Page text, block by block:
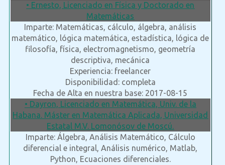
• Ernesto, Licenciado en Física y Doctorado en
Matemáticas
Imparte: Matemáticas, cálculo, álgebra, análisis
matemático, lógica matemática, estadística, lógica de
filosofía, física, electromagnetismo, geometría
descriptiva, mecánica
Experiencia: freelancer
Disponibilidad: completa
Fecha de Alta en nuestra base: 2017-08-15
• Dayron, Licenciado en Matemática, Univ. de la
Habana. Máster en Matemática Aplicada, Universidad
Estatal M.V. Lomonósov de Moscú.
Imparte: Álgebra, Análisis Matemático, Cálculo
diferencial e integral, Análisis numérico, Matlab,
Python, Ecuaciones diferenciales.